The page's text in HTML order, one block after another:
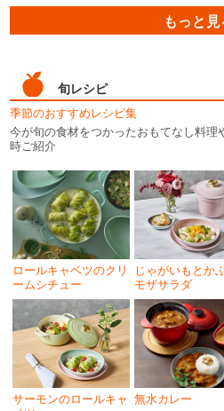
もっと見
旬レシピ
季節のおすすめレシピ集
今が旬の食材をつかったおもてなし料
時ご紹介
ロールキャベツのクリ
ームシチュー
じゃがいもとか
モザサラダ
サーモンのロールキャ 無水カレー